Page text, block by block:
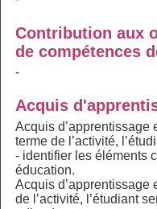
Contribution aux
de compétences
-
Acquis
Acquis d’apprentissage
terme de l’activité,
- identifier les éléments
éducation.
Acquis d’apprentissage
de l’activité, l’étudiant